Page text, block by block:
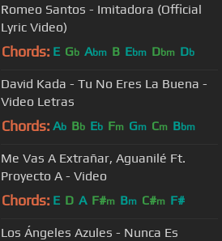
Romeo Santos - Imitadora (Official
Lyric Video)
Chords: E Gb Abm B Ebm Dbm Db
David Kada - Tu No Eres La Buena -
Video Letras
Chords: Ab Bb Eb Fm Gm Cm Bbm
Me Vas A Extrañar, Aguanilé Ft.
Proyecto A - Video
Chords: E D A F#m Bm C#m F#
Los Ángeles Azules - Nunca Es